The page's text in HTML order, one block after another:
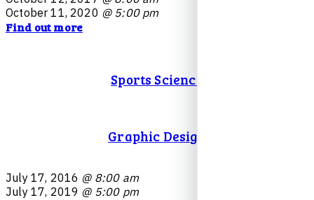
Octo ber 11, 2020 @ 5:00 pm
Find out more
Sports Science
Graphic Design
July 17, 2016 @ 8:00 am
July 17, 2019 @ 5:00 pm